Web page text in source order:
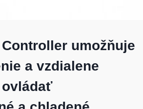
Controller umožňuje
a vzdialene